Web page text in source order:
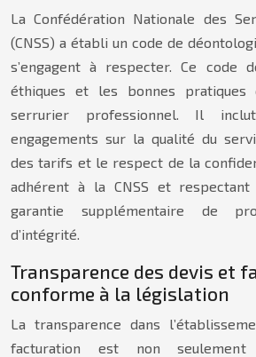
La Confédération Nationale des
(CNSS) a établi un code de
s’engagent à respecter. Ce code
éthiques et les bonnes pratiques
serrurier professionnel. Il
engagements sur la qualité du
des tarifs et le respect de la
adhérent à la CNSS et
garantie supplémentaire de
d’intégrité.
Transparence des devis et
conforme à la législation
La transparence dans
facturation est non